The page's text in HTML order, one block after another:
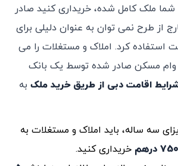
شما ملک کامل شده، خریداری کنید صادر
از طرح نمی توان به عنوان دلیلی برای
استفاده کرد. املاک و مستغلات را می
وام مسکن صادر شده توسط یک بانک
اقامت دبی از طریق خرید ملک به
سه ساله، باید املاک و مستغلات به
درهم
خریداری کنید.